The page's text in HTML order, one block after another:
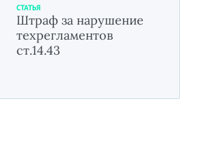
СТАТЬЯ
Штраф за нарушение
техрегламентов
ст.14.43